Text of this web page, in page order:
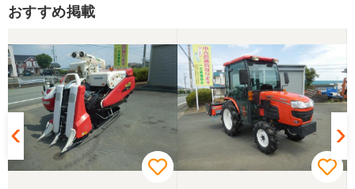
だきます。ありがとうございました。
山梨県／伊藤明久
引き取りに行くまでに 時間が掛かってしまって
待っていて頂き有り難うございました。
山梨県／樋野進悦
メールの返信がなかったので、残念ですが、こちら
おすすめ掲載